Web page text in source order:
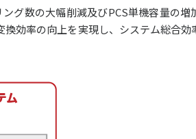
グ数の大幅削減及びPCS単機容量の増
効率の向上を実現し、システム総合効